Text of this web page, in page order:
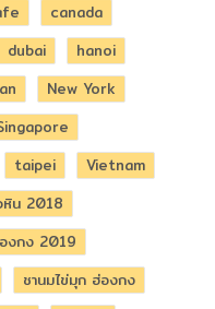
canada
dubai
hanoi
New York
taipei
Vietnam
หิน 2018
งกง 2019
ชานมไข่มุก ฮ่องกง